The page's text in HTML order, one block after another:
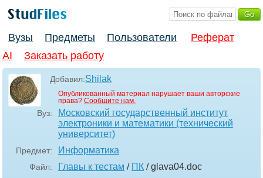
Вузы Предметы Пользователи
Реферат
AI
Заказать работу
Добавил:Shilak
Опубликованный материал нарушает ваши авторские
права? Сообщите нам.
Вуз:
Московский государственный институт
электроники и математики (технический
университет)
Предмет: Информатика
Файл: Главы к тестам / ПК / glava04.doc